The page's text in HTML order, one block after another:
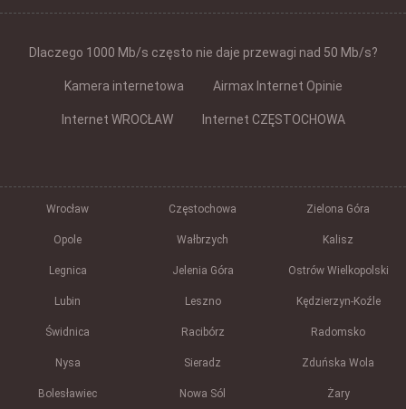
Dlaczego 1000 Mb/s często nie daje przewagi nad 50 Mb/s?
Kamera internetowa Airmax Internet Opinie
Internet WROCŁAW Internet CZĘSTOCHOWA
Wrocław Częstochowa Zielona Góra
Opole Wałbrzych Kalisz
Legnica Jelenia Góra Ostrów Wielkopolski
Lubin Leszno Kędzierzyn-Koźle
Świdnica Racibórz Radomsko
Nysa Sieradz Zduńska Wola
Bolesławiec Nowa Sól Żary